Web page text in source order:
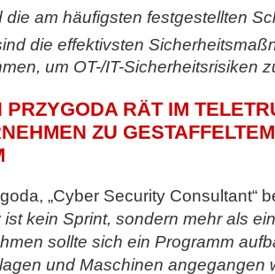
die am häufigsten festgestellten
die effektivsten
um OT-/IT-Sicherheitsrisiken
PRZYGODA RÄT IM
ZU
„Cyber Security Consultant“
ist kein Sprint, sondern mehr als
sollte sich ein Programm
und Maschinen angegangen